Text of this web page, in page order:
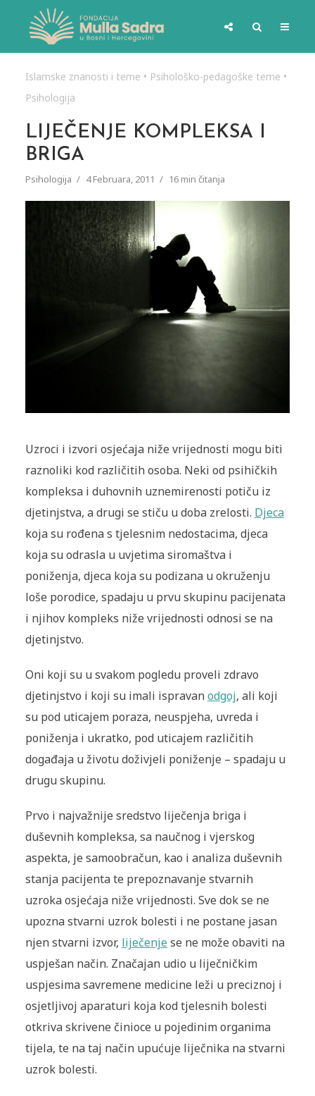
Islamske znanosti i teme • Psihološko-pedagoške teme •
Psihologija
LIJEČENJE KOMPLEKSA I
BRIGA
Psihologija 4 Februara, 2011 16 min čitanja
Uzroci i izvori osjećaja niže vrijednosti mogu biti
raznoliki kod različitih osoba. Neki od psihičkih
kompleksa i duhovnih uznemirenosti potiču iz
djetinjstva, a drugi se stiču u doba zrelosti. Djeca
koja su rođena s tjelesnim nedostacima, djeca
koja su odrasla u uvjetima siromaštva i
poniženja, djeca koja su podizana u okruženju
loše porodice, spadaju u prvu skupinu pacijenata
i njihov kompleks niže vrijednosti odnosi se na
djetinjstvo.
Oni koji su u svakom pogledu proveli zdravo
djetinjstvo i koji su imali ispravanodgoj, ali koji
su pod uticajem poraza, neuspjeha, uvreda i
poniženja i ukratko, pod uticajem različitih
događaja u životu doživjeli poniženje – spadaju u
drugu skupinu.
Prvo i najvažnije sredstvo liječenja briga i
duševnih kompleksa, sa naučnog i vjerskog
aspekta, je samoobračun, kao i analiza duševnih
stanja pacijenta te prepoznavanje stvarnih
uzroka osjećaja niže vrijednosti. Sve dok se ne
upozna stvarni uzrok bolesti i ne postane jasan
njen stvarni izvor, liječenjese ne može obaviti na
uspješan način. Značajan udio u liječničkim
uspjesima savremene medicine leži u preciznoj i
osjetljivoj aparaturi koja kod tjelesnih bolesti
otkriva skrivene činioce u pojedinim organima
tijela, te na taj način upućuje liječnika na stvarni
uzrok bolesti.